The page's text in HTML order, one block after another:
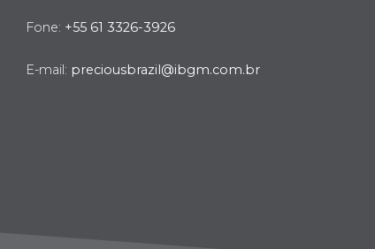
Fone: +55 61 3326-3926
E-mail: preciousbrazil@ibgm.com.br